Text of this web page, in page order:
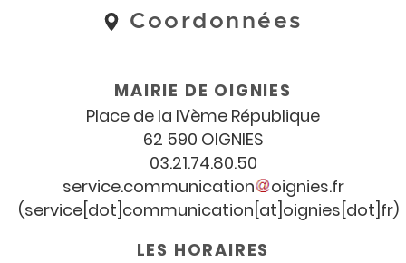
Coordonnées
Coordonnées
horaires
MAIRIE DE OIGNIES
Place de la IVème République
62 590 OIGNIES
03.21.74.80.50
service.communication oignies.fr
(service[dot]communication[at]oignies[dot]fr)
LES HORAIRES